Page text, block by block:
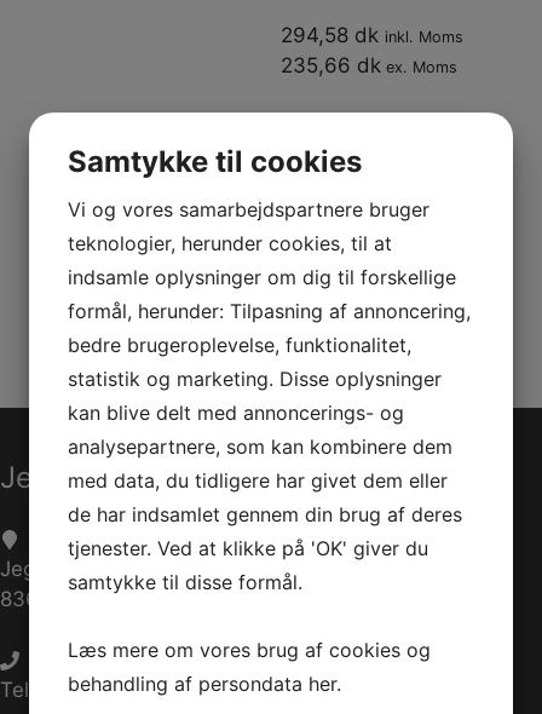
294,58 dk inkl. Moms
235,66 dk ex. Moms
DESS
antalTilføj til kurv
Varenummer (SKU):
529035943
Kategorier:
Reservedele,SSV
Jet-Trade Powersport
Jegstrupvej 280
8361 Hasselager
Telefon:+45 70 200 600
Samtykke til cookies
Vi og vores samarbejdspartnere bruger
teknologier, herunder cookies, til at
indsamle oplysninger om dig til forskellige
formål, herunder: Tilpasning af annoncering,
bedre brugeroplevelse, funktionalitet,
statistik og marketing. Disse oplysninger
kan blive delt med annoncerings- og
analysepartnere, som kan kombinere dem
med data, du tidligere har givet dem eller
de har indsamlet gennem din brug af deres
tjenester. Ved at klikke på 'OK' giver du
samtykke til disse formål.
Læs mere om vores brug af cookies og
behandling af persondata her.